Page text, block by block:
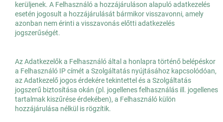
kerüljenek. A Felhasználó a hozzájáruláson alapuló adatkezelés
esetén jogosult a hozzájárulását bármikor visszavonni, amely
azonban nem érinti a visszavonás előtti adatkezelés
jogszerűségét.
Az Adatkezelők a Felhasználó által a honlapra történő belépéskor
a Felhasználó IP címét a Szolgáltatás nyújtásához kapcsolódóan,
az Adatkezelő jogos érdekére tekintettel és a Szolgáltatás
jogszerű biztosítása okán (pl. jogellenes felhasználás ill. jogellenes
tartalmak kiszűrése érdekében), a Felhasználó külön
hozzájárulása nélkül is rögzítik.